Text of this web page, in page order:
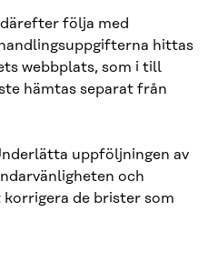
följa med
hittas
webbplats, som i till
hämtas separat från
uppföljningen av
och
de brister som